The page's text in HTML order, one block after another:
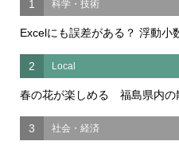
1 科学・技術
Excelにも誤差がある？ 浮動小
2 Local
春の花が楽しめる 福島県内の
3 社会・経済